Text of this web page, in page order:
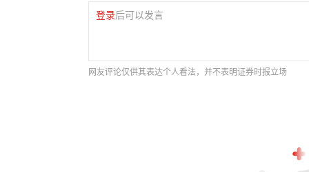
登录后可以发言
网友评论仅供其表达个人看法，并不表明证券时报立场